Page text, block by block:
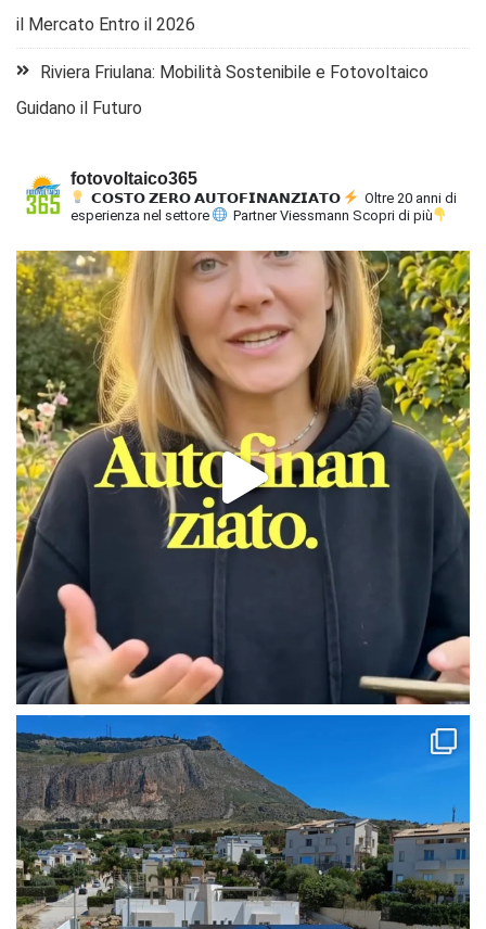
il Mercato Entro il 2026
Riviera Friulana: Mobilità Sostenibile e Fotovoltaico
Guidano il Futuro
fotovoltaico365
𝗖𝗢𝗦𝗧𝗢 𝗭𝗘𝗥𝗢 𝗔𝗨𝗧𝗢𝗙𝗜𝗡𝗔𝗡𝗭𝗜𝗔𝗧𝗢
Oltre 20 anni di
esperienza nel settore
Partner Viessmann Scopri di più